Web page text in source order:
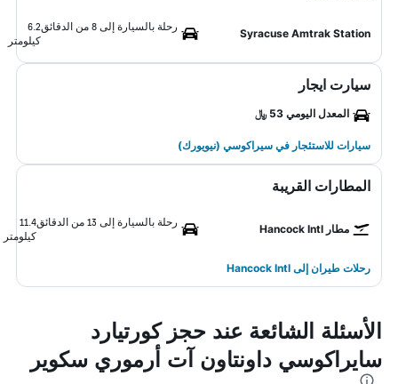
Syracuse Amtrak Station
رحلة بالسيارة إلى 8 من الدقائق
6.2
كيلومتر
سيارت ايجار
المعدل اليومي 53 ﷼
سيارات للاستئجار في سيراكوسي (نيويورك)
المطارات القريبة
مطار Hancock Intl
رحلة بالسيارة إلى 13 من الدقائق
11.4
كيلومتر
رحلات طيران إلى Hancock Intl
الأسئلة الشائعة عند حجز كورتيارد
سايراكوسي داونتاون آت أرموري سكوير